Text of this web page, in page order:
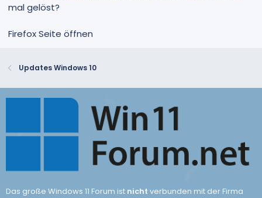
mal gelöst?
Firefox Seite öffnen
Updates Windows 10
Das große Windows 11 Forum ist nicht verbunden mit der Firma